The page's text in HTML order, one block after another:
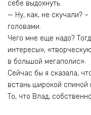
себе выдохнуть.
— Ну, как, не скучали?
головами.
Чего мне еще надо?
интересы»,
в большой мегаполис».
Сейчас бы я сказала,
встань широкой
То, что Влад,